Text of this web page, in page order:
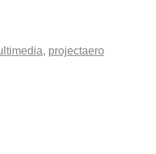
, projectaero